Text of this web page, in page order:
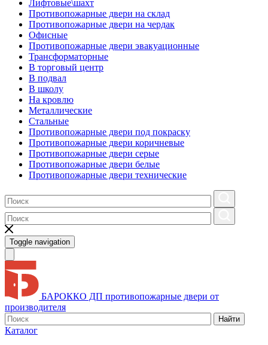
Лифтовые\шахт
Противопожарные двери на склад
Противопожарные двери на чердак
Офисные
Противопожарные двери эвакуационные
Трансформаторные
В торговый центр
В подвал
В школу
На кровлю
Металлические
Стальные
Противопожарные двери под покраску
Противопожарные двери коричневые
Противопожарные двери серые
Противопожарные двери белые
Противопожарные двери технические
Toggle navigation
БАРОККО ДП противопожарные двери от
производителя
Найти
Каталог